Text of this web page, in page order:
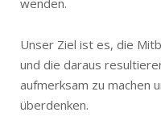
wenden.
Unser Ziel ist es, die
und die daraus
aufmerksam zu machen
überdenken.